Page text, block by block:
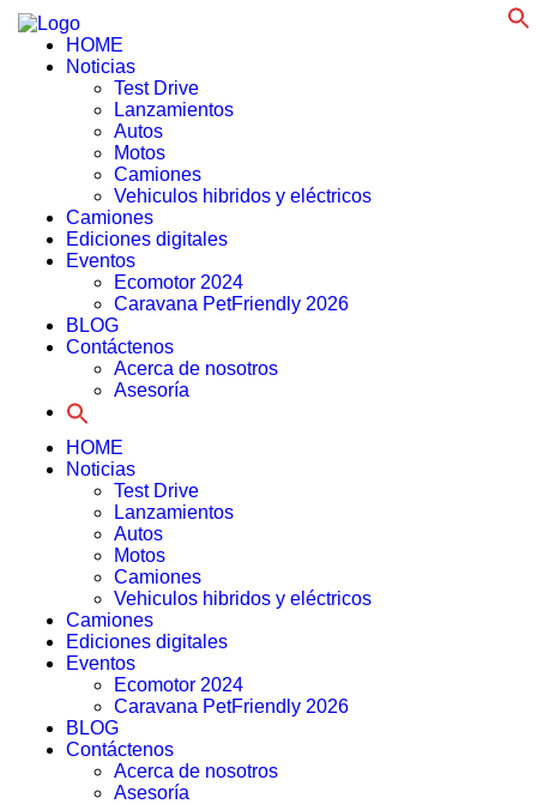
HOME
Noticias
Test Drive
Lanzamientos
Autos
Motos
Camiones
Vehiculos hibridos y eléctricos
Camiones
Ediciones digitales
Eventos
Ecomotor 2024
Caravana PetFriendly 2026
BLOG
Contáctenos
Acerca de nosotros
Asesoría
Search
HOME
Noticias
Test Drive
Lanzamientos
Autos
Motos
Camiones
Vehiculos hibridos y eléctricos
Camiones
Ediciones digitales
Eventos
Ecomotor 2024
Caravana PetFriendly 2026
BLOG
Contáctenos
Acerca de nosotros
Asesoría